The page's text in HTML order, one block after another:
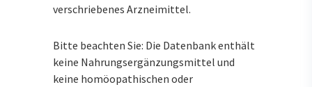
verschriebenes Arzneimittel.
Bitte beachten Sie: Die Datenbank enthält
keine Nahrungsergänzungsmittel und
keine homöopathischen oder